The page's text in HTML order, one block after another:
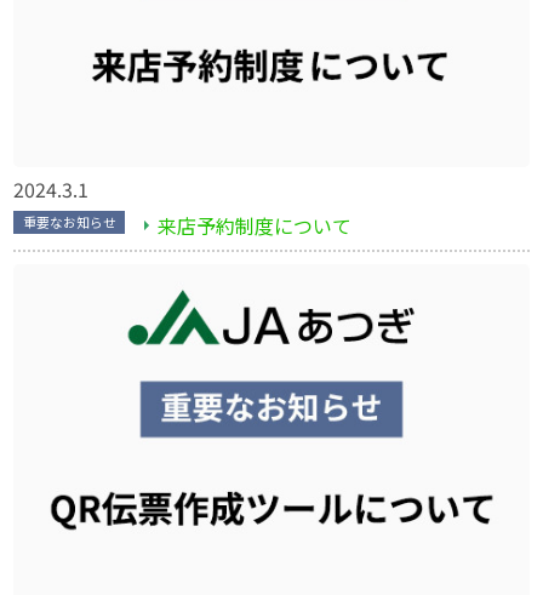
2024.3.1
重要なお知らせ 来店予約制度について